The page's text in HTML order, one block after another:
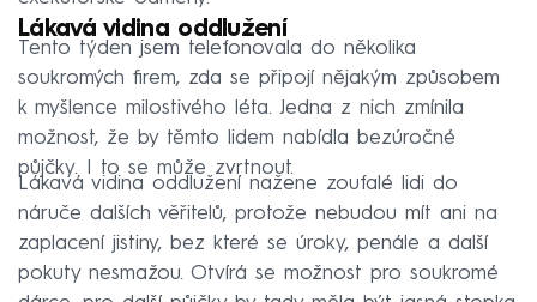
Lákavá vidina oddlužení
Tento týden jsem telefonovala do několika
soukromých firem, zda se připojí nějakým způsobem
k myšlence milostivého léta. Jedna z nich zmínila
možnost, že by těmto lidem nabídla bezúročné
půjčky. I to se může zvrtnout.
Lákavá vidina oddlužení nažene zoufalé lidi do
náruče dalších věřitelů, protože nebudou mít ani na
zaplacení jistiny, bez které se úroky, penále a další
pokuty nesmažou. Otvírá se možnost pro soukromé